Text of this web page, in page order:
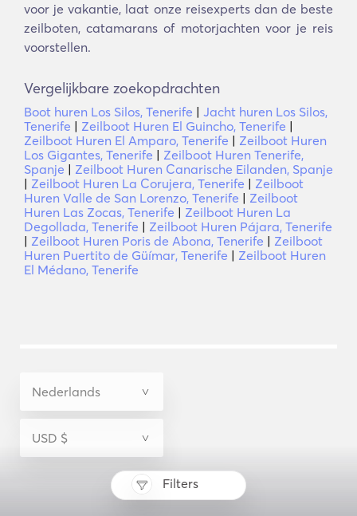
Filters
voor je vakantie, laat onze reisexperts dan de beste
zeilboten, catamarans of motorjachten voor je reis
voorstellen.
Vergelijkbare zoekopdrachten
Boot huren Los Silos, Tenerife | Jacht huren Los Silos,
Tenerife | Zeilboot Huren El Guincho, Tenerife |
Zeilboot Huren El Amparo, Tenerife | Zeilboot Huren
Los Gigantes, Tenerife | Zeilboot Huren Tenerife,
Spanje | Zeilboot Huren Canarische Eilanden, Spanje
| Zeilboot Huren La Corujera, Tenerife | Zeilboot
Huren Valle de San Lorenzo, Tenerife | Zeilboot
Huren Las Zocas, Tenerife | Zeilboot Huren La
Degollada, Tenerife | Zeilboot Huren Pájara, Tenerife
| Zeilboot Huren Poris de Abona, Tenerife | Zeilboot
Huren Puertito de Güímar, Tenerife | Zeilboot Huren
El Médano, Tenerife